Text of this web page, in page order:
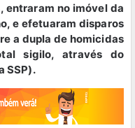
entraram no imóvel da
e efetuaram disparos
a dupla de homicidas
sigilo, através do
SSP).